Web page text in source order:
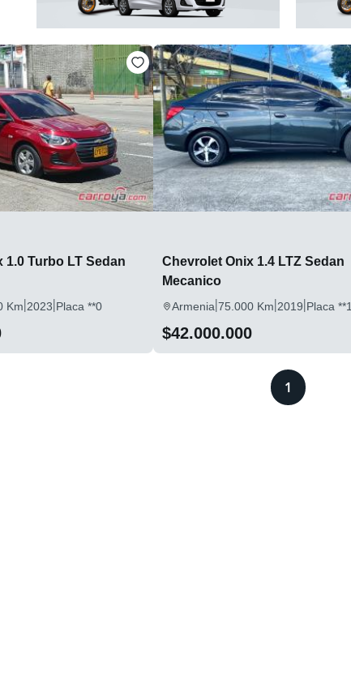
1.0 Turbo LT Sedan
Km|2023|Placa **0
Chevrolet Onix 1.4 LTZ Sedan
Mecanico
Armenia|75.000 Km|2019|Placa **1
$42.000.000
1